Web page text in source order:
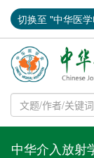
切换至 "中华医
中华介入放射